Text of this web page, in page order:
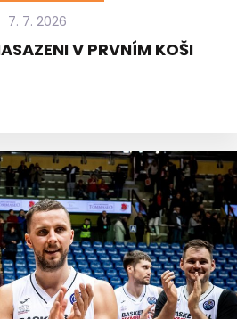
7. 7. 2026
V PRVNÍM KOŠI